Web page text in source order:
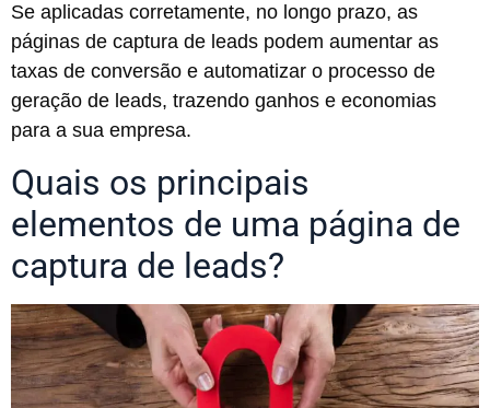
Se aplicadas corretamente, no longo prazo, as
páginas de captura de leads podem aumentar as
taxas de conversão e automatizar o processo de
geração de leads, trazendo ganhos e economias
para a sua empresa.
Quais os principais
elementos de uma página de
captura de leads?